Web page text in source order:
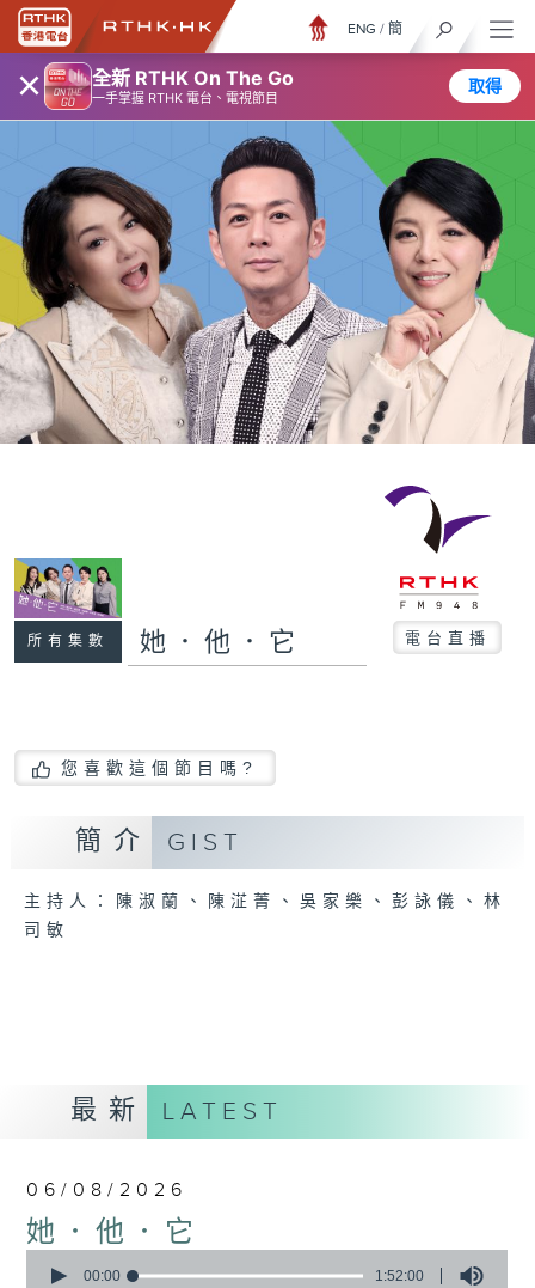
× 全新 RTHK On The Go
一手掌握 RTHK 電台、電視節目
取得
ENG / 簡
所有集數 她．他．它 電台直播
您喜歡這個節目嗎?
簡介 GIST
主持人：陳淑蘭、陳淽菁、吳家樂、彭詠儀、林
司敏
最新 LATEST
06/08/2026
她．他．它
seconds
00:00 1:52:00